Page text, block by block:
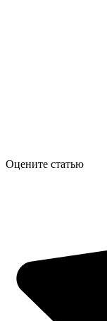
Оцените статью